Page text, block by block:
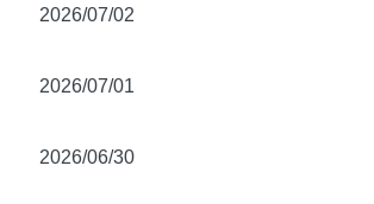
2026/07/02
2026/07/01
2026/06/30